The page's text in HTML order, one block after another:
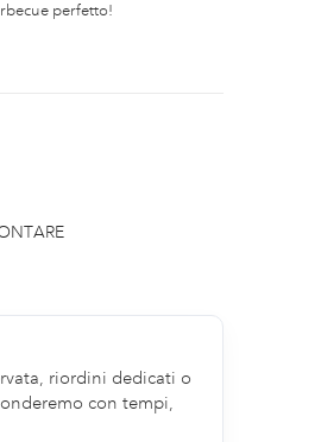
perfetto!
riordini dedicati o
con tempi,